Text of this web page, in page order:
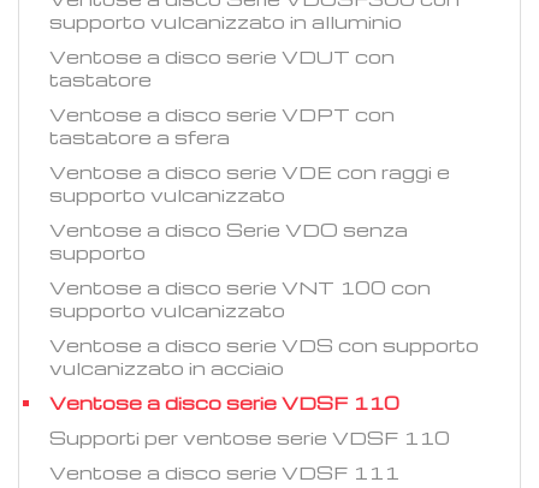
supporto vulcanizzato in alluminio
Ventose a disco serie VDUT con
tastatore
Ventose a disco serie VDPT con
tastatore a sfera
Ventose a disco serie VDE con raggi e
supporto vulcanizzato
Ventose a disco Serie VDO senza
supporto
Ventose a disco serie VNT 100 con
supporto vulcanizzato
Ventose a disco serie VDS con supporto
vulcanizzato in acciaio
Ventose a disco serie VDSF 110
Supporti per ventose serie VDSF 110
Ventose a disco serie VDSF 111